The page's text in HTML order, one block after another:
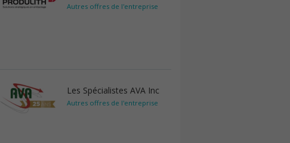
Autres offres de l'entreprise
Les Spécialistes AVA Inc
Autres offres de l'entreprise